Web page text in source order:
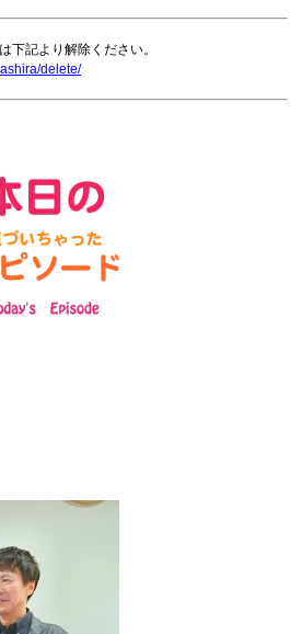
下記より解除ください。
delete/